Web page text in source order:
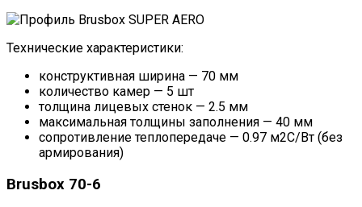
Технические характеристики:
конструктивная ширина — 70 мм
количество камер — 5 шт
толщина лицевых стенок — 2.5 мм
максимальная толщины заполнения — 40 мм
сопротивление теплопередаче — 0.97 м2С/Вт (без
армирования)
Brusbox 70-6